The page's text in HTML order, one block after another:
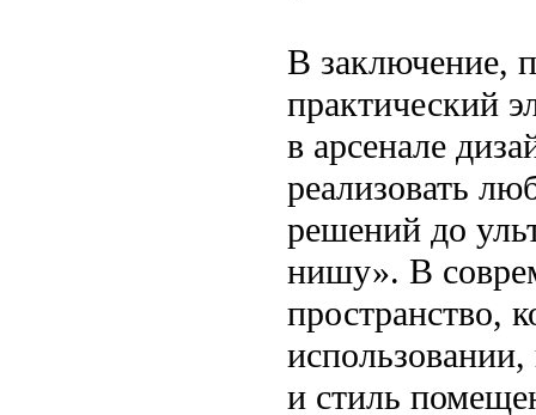
В заключение,
практический
в арсенале
реализовать
решений до
нишу». В
пространство,
и стиль